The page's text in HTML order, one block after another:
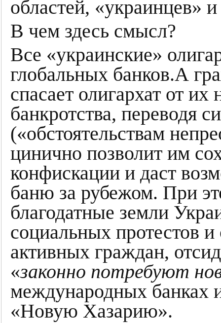
областей, «украинцев»
В чем здесь смысл?
Все «украинские»
глобальных банков.А
спасает олигархат от
банкротства, переводя
(«обстоятельствам
цинично позволит им
конфискации и даст
баню за рубежом. При
благодатные земли
социальных протестов
активных граждан,
«законно потребуют
международных банках
«Новую Хазарию».